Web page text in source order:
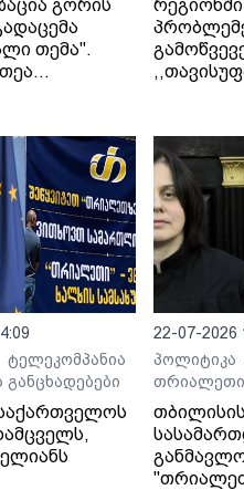
გორის
თემა".
ტელეკომპანია
22-07-2026
პოლიტიკა